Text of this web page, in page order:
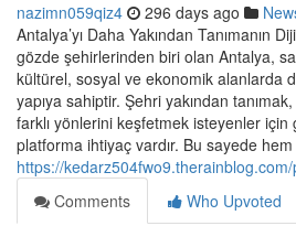
nazimn059qiz4 296 days ago
Antalya’yı Daha Yakından Tanımanın
gözde şehirlerinden biri olan Antalya,
kültürel, sosyal ve ekonomik alanlarda
yapıya sahiptir. Şehri yakından
farklı yönlerini keşfetmek isteyenler için
platforma ihtiyaç vardır. Bu sayede
https://
Comments
Who Upvoted